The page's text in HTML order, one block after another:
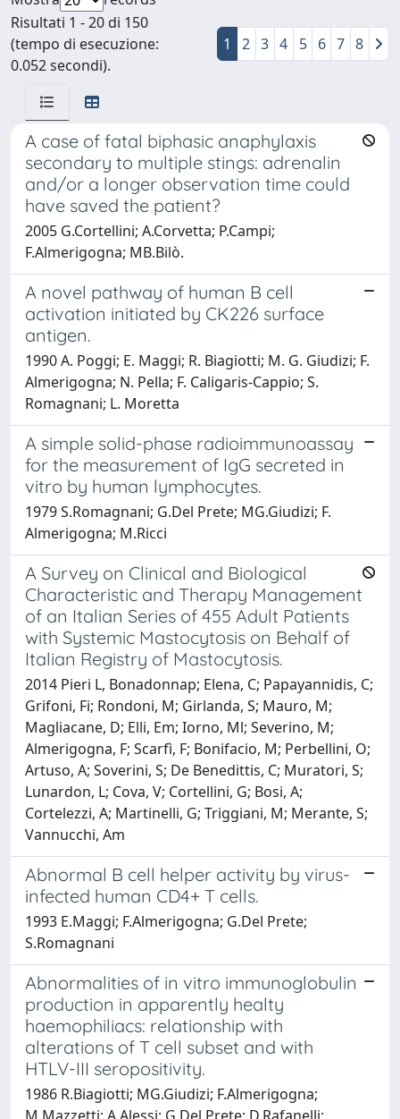
Risultati 1 - 20 di 150
(tempo di esecuzione:
0.052 secondi).
1 2 3 4 5 6 7 8
A case of fatal biphasic anaphylaxis
secondary to multiple stings: adrenalin
and/or a longer observation time could
have saved the patient?
2005 G.Cortellini; A.Corvetta; P.Campi;
F.Almerigogna; MB.Bilò.
A novel pathway of human B cell
activation initiated by CK226 surface
antigen.
1990 A. Poggi; E. Maggi; R. Biagiotti; M. G. Giudizi; F.
Almerigogna; N. Pella; F. Caligaris-Cappio; S.
Romagnani; L. Moretta
A simple solid-phase radioimmunoassay
for the measurement of IgG secreted in
vitro by human lymphocytes.
1979 S.Romagnani; G.Del Prete; MG.Giudizi; F.
Almerigogna; M.Ricci
A Survey on Clinical and Biological
Characteristic and Therapy Management
of an Italian Series of 455 Adult Patients
with Systemic Mastocytosis on Behalf of
Italian Registry of Mastocytosis.
2014 Pieri L, Bonadonnap; Elena, C; Papayannidis, C;
Grifoni, Fi; Rondoni, M; Girlanda, S; Mauro, M;
Magliacane, D; Elli, Em; Iorno, Ml; Severino, M;
Almerigogna, F; Scarfì, F; Bonifacio, M; Perbellini, O;
Artuso, A; Soverini, S; De Benedittis, C; Muratori, S;
Lunardon, L; Cova, V; Cortellini, G; Bosi, A;
Cortelezzi, A; Martinelli, G; Triggiani, M; Merante, S;
Vannucchi, Am
Abnormal B cell helper activity by virus-
infected human CD4+ T cells.
1993 E.Maggi; F.Almerigogna; G.Del Prete;
S.Romagnani
Abnormalities of in vitro immunoglobulin
production in apparently healty
haemophiliacs: relationship with
alterations of T cell subset and with
HTLV-III seropositivity.
1986 R.Biagiotti; MG.Giudizi; F.Almerigogna;